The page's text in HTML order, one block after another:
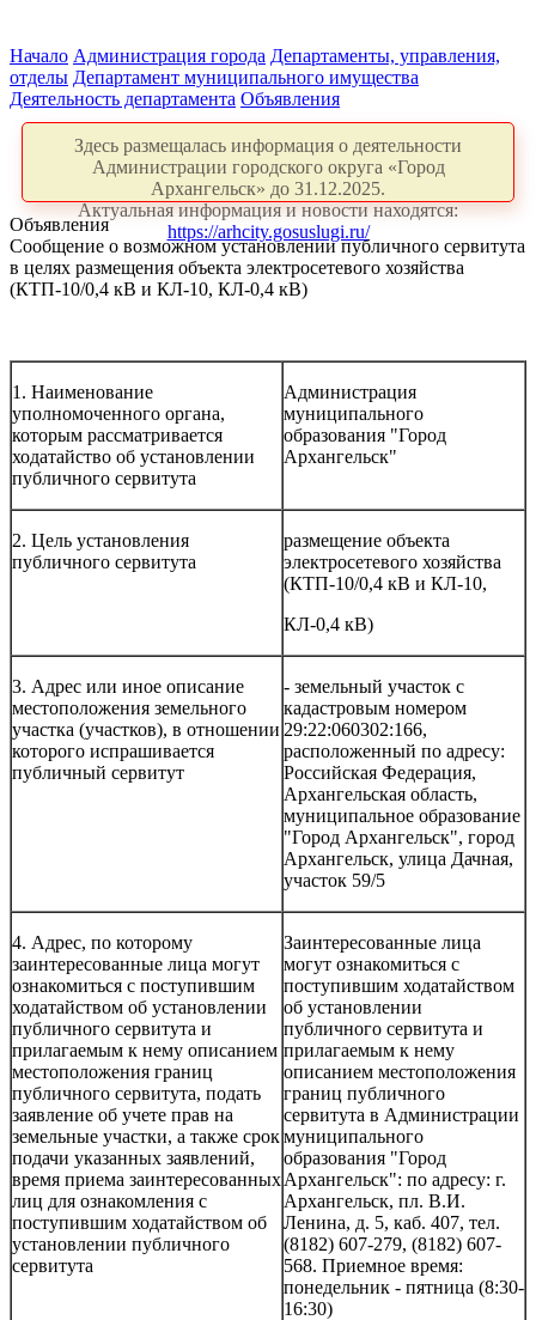
Начало Администрация города Департаменты, управления,
отделы Департамент муниципального имущества
Деятельность департамента Объявления
Здесь размещалась информация о деятельности
Администрации городского округа «Город
Архангельск» до 31.12.2025.
Актуальная информация и новости находятся:
https://arhcity.gosuslugi.ru/
Объявления
Сообщение о возможном установлении публичного сервитута
в целях размещения объекта электросетевого хозяйства
(КТП-10/0,4 кВ и КЛ-10, КЛ-0,4 кВ)
1. Наименование
уполномоченного органа,
которым рассматривается
ходатайство об установлении
публичного сервитута
Администрация
муниципального
образования "Город
Архангельск"
2. Цель установления
публичного сервитута
размещение объекта
электросетевого хозяйства
(КТП-10/0,4 кВ и КЛ-10,
КЛ-0,4 кВ)
3. Адрес или иное описание
местоположения земельного
участка (участков), в отношении
которого испрашивается
публичный сервитут
- земельный участок с
кадастровым номером
29:22:060302:166,
расположенный по адресу:
Российская Федерация,
Архангельская область,
муниципальное образование
"Город Архангельск", город
Архангельск, улица Дачная,
участок 59/5
4. Адрес, по которому
заинтересованные лица могут
ознакомиться с поступившим
ходатайством об установлении
публичного сервитута и
прилагаемым к нему описанием
местоположения границ
публичного сервитута, подать
заявление об учете прав на
земельные участки, а также срок
подачи указанных заявлений,
время приема заинтересованных
лиц для ознакомления с
поступившим ходатайством об
установлении публичного
сервитута
Заинтересованные лица
могут ознакомиться с
поступившим ходатайством
об установлении
публичного сервитута и
прилагаемым к нему
описанием местоположения
границ публичного
сервитута в Администрации
муниципального
образования "Город
Архангельск": по адресу: г.
Архангельск, пл. В.И.
Ленина, д. 5, каб. 407, тел.
(8182) 607-279, (8182) 607-
568. Приемное время:
понедельник - пятница (8:30-
16:30)